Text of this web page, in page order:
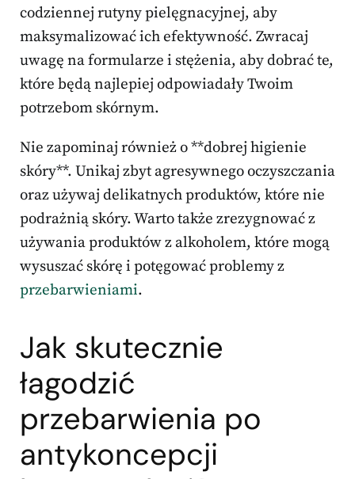
codziennej rutyny pielęgnacyjnej, aby
maksymalizować ich efektywność. Zwracaj
uwagę na formularze i stężenia, aby dobrać te,
które będą najlepiej odpowiadały Twoim
potrzebom skórnym.
Nie zapominaj również o **dobrej higienie
skóry**. Unikaj zbyt agresywnego oczyszczania
oraz używaj delikatnych produktów, które nie
podrażnią skóry. Warto także zrezygnować z
używania produktów z alkoholem, które mogą
wysuszać skórę i potęgować problemy z
przebarwieniami.
Jak skutecznie
łagodzić
przebarwienia po
antykoncepcji